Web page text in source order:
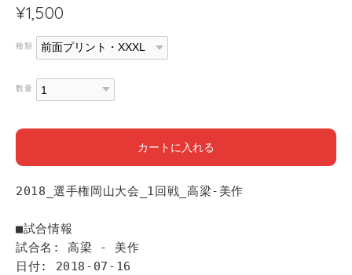
¥1,500
種類
数量
カートに入れる
2018_選手権岡山大会_1回戦_高梁-美作
■試合情報
試合名: 高梁 - 美作
日付: 2018-07-16